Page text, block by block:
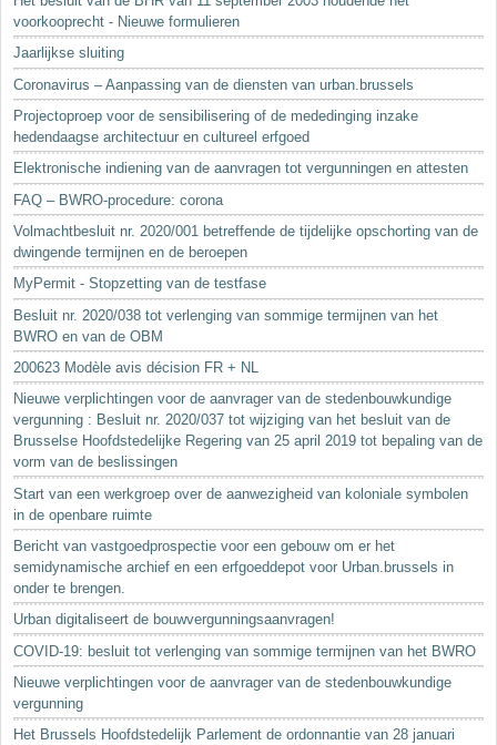
voorkooprecht - Nieuwe formulieren
Jaarlijkse sluiting
Coronavirus – Aanpassing van de diensten van urban.brussels
Projectoproep voor de sensibilisering of de mededinging inzake
hedendaagse architectuur en cultureel erfgoed
Elektronische indiening van de aanvragen tot vergunningen en attesten
FAQ – BWRO-procedure: corona
Volmachtbesluit nr. 2020/001 betreffende de tijdelijke opschorting van de
dwingende termijnen en de beroepen
MyPermit - Stopzetting van de testfase
Besluit nr. 2020/038 tot verlenging van sommige termijnen van het
BWRO en van de OBM
200623 Modèle avis décision FR + NL
Nieuwe verplichtingen voor de aanvrager van de stedenbouwkundige
vergunning : Besluit nr. 2020/037 tot wijziging van het besluit van de
Brusselse Hoofdstedelijke Regering van 25 april 2019 tot bepaling van de
vorm van de beslissingen
Start van een werkgroep over de aanwezigheid van koloniale symbolen
in de openbare ruimte
Bericht van vastgoedprospectie voor een gebouw om er het
semidynamische archief en een erfgoeddepot voor Urban.brussels in
onder te brengen.
Urban digitaliseert de bouwvergunningsaanvragen!
COVID-19: besluit tot verlenging van sommige termijnen van het BWRO
Nieuwe verplichtingen voor de aanvrager van de stedenbouwkundige
vergunning
Het Brussels Hoofdstedelijk Parlement de ordonnantie van 28 januari